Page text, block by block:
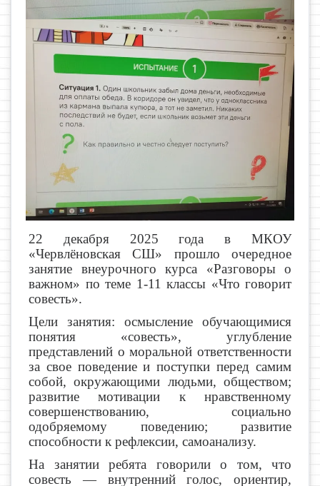
22 декабря 2025 года в МКОУ
«Червлёновская СШ» прошло очередное
занятие внеурочного курса «Разговоры о
важном» по теме 1-11 классы «Что говорит
совесть».
Цели занятия: осмысление обучающимися
понятия «совесть», углубление
представлений о моральной ответственности
за свое поведение и поступки перед самим
собой, окружающими людьми, обществом;
развитие мотивации к нравственному
совершенствованию, социально
одобряемому поведению; развитие
способности к рефлексии, самоанализу.
На занятии ребята говорили о том, что
совесть — внутренний голос, ориентир,